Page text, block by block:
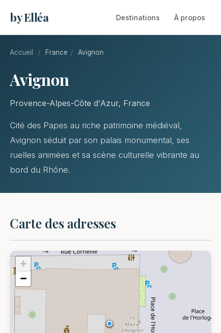
by Elléa Destinations À propos
Accueil / France / Avignon
Avignon
Provence-Alpes-Côte d'Azur, France
Cité des Papes au riche patrimoine médiéval,
Avignon séduit par son palais monumental, ses
ruelles animées et sa scène culturelle vibrante au
bord du Rhône.
Carte des adresses
+
−